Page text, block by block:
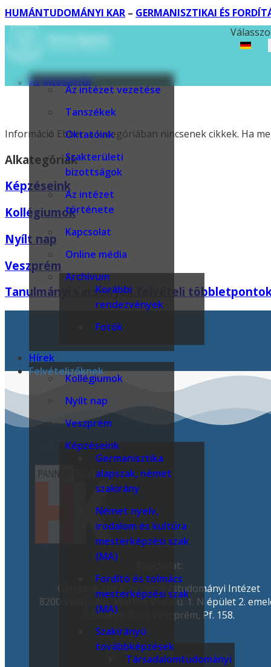
HUMÁNTUDOMÁNYI KAR – GERMANISZTIKAI ÉS
Az intézetről
Az intézet vezetése
Tanszékek
Oktatóink
Szakterületi
bizottságok
Az intézet
története
Kapcsolat
Online média
Archívum
Korábbi
rendezvények
Fotók
Hírek
Felvételizőknek
Kollégiumok
Nyílt nap
Veszprém
Képzéseink
Germanisztika
alapszak, német
szakirány
Német nyelv,
irodalom és kultúra
mesterképzési szak
(MA)
Fordító és tolmács
mesterképzési szak
(MA)
Szakirányú
továbbképzések
Társadalomtudományi
Információ Ebben a kategóriában nincsenek cikkek. Ha
Alkategóriák
Képzéseink
Kollégiumok
Nyílt nap
Veszprém
Tanulmányi versenyek felvételi
Kapcsolat:
Germanisztikai és Fordítástudományi Intézet
8200 Veszprém, Wartha Vince u. 1. N épület 2.
Postacím: 8201 Veszprém, Pf. 158.